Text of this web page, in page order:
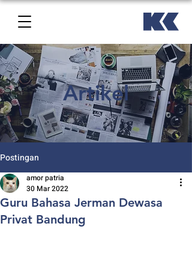
Artikel
Postingan
Guru Bahasa Jerman Dewasa
Privat Bandung
amor patria
30 Mar 2022